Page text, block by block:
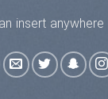
insert anywhere